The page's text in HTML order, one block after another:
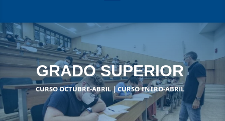
GRADO SUPERIOR
CURSO OCTUBRE-ABRIL | CURSO ENERO-ABRIL